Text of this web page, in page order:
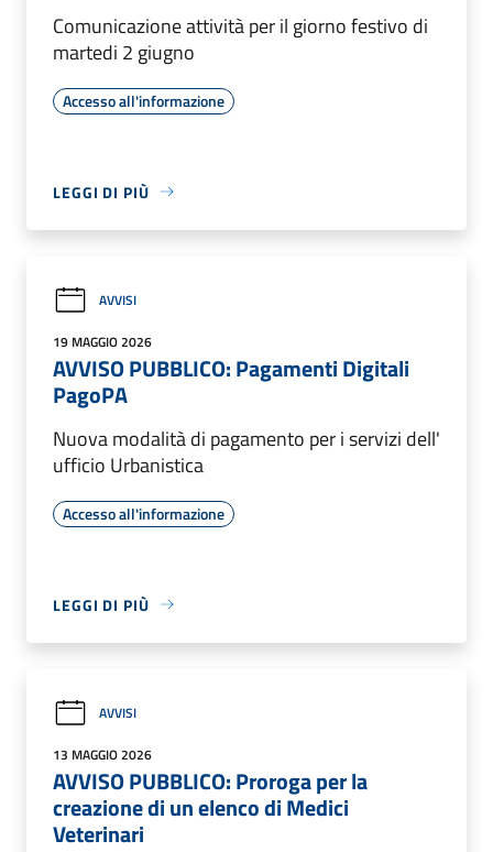
Comunicazione attività per il giorno festivo di
martedi 2 giugno
Accesso all'informazione
LEGGI DI PIÙ
AVVISI
19 MAGGIO 2026
AVVISO PUBBLICO: Pagamenti Digitali
PagoPA
Nuova modalità di pagamento per i servizi dell'
ufficio Urbanistica
Accesso all'informazione
LEGGI DI PIÙ
AVVISI
13 MAGGIO 2026
AVVISO PUBBLICO: Proroga per la
creazione di un elenco di Medici
Veterinari